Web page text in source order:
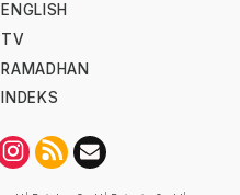
ENGLISH
TV
RAMADHAN
INDEKS